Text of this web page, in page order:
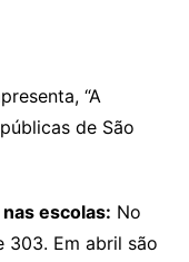
“A
de São
escolas: No
303. Em abril são